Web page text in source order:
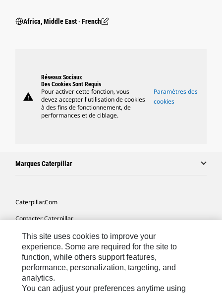
Africa, Middle East ‧ French
warning
Réseaux Sociaux
Des Cookies Sont Requis
Pour activer cette fonction, vous
devez accepter l'utilisation de cookies
à des fins de fonctionnement, de
performances et de ciblage.
Paramètres des
cookies
Marques Caterpillar
Caterpillar.com
Contacter Caterpillar
Mes Préférences Marketing
Plan Du Site
Cookie Settings
Mentions Légales
This site uses cookies to improve your
experience. Some are required for the site to
function, while others support features,
performance, personalization, targeting, and
analytics.
You can adjust your preferences anytime using